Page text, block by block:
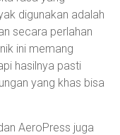
digunakan adalah
secara perlahan
ini memang
hasilnya pasti
yang khas bisa
AeroPress juga